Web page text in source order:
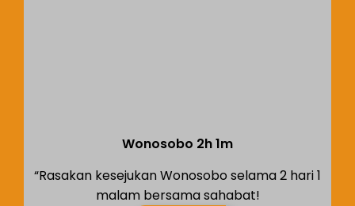
Wonosobo 2h 1m
“Rasakan kesejukan Wonosobo selama 2 hari 1
malam bersama sahabat!